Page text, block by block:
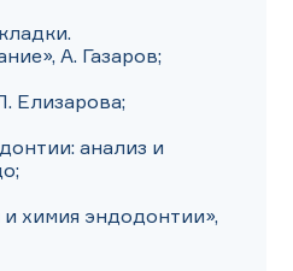
А. Газаров;
Елизарова;
анализ и
химия эндодонтии»,